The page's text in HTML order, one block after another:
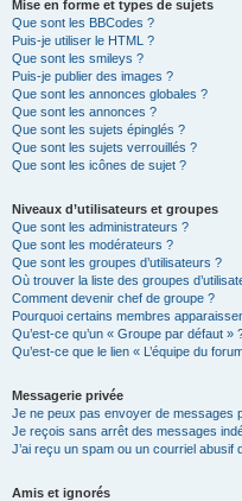
Mise en forme et types de sujets
Que sont les BBCodes ?
Puis-je utiliser le HTML ?
Que sont les smileys ?
Puis-je publier des images ?
Que sont les annonces globales ?
Que sont les annonces ?
Que sont les sujets épinglés ?
Que sont les sujets verrouillés ?
Que sont les icônes de sujet ?
Niveaux d’utilisateurs et groupes
Que sont les administrateurs ?
Que sont les modérateurs ?
Que sont les groupes d’utilisateurs ?
Où trouver la liste des groupes
Comment devenir chef de groupe ?
Pourquoi certains membres
Qu’est-ce qu’un « Groupe par défaut »
Qu’est-ce que le lien « L’équipe du
Messagerie privée
Je ne peux pas envoyer de messages
Je reçois sans arrêt des messages
J’ai reçu un spam ou un courriel abusif
Amis et ignorés